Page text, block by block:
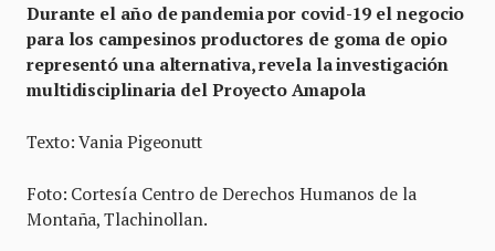
Durante el año de pandemia por covid-19 el negocio
para los campesinos productores de goma de opio
representó una alternativa, revela la investigación
multidisciplinaria del Proyecto Amapola
Texto: Vania Pigeonutt
Foto: Cortesía Centro de Derechos Humanos de la
Montaña, Tlachinollan.